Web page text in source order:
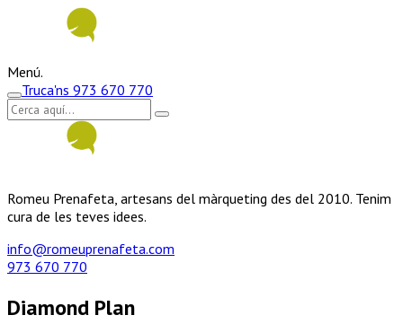
Menú.
Truca'ns 973 670 770
Romeu Prenafeta, artesans del màrqueting des del 2010. Tenim
cura de les teves idees.
info@romeuprenafeta.com
973 670 770
Diamond Plan